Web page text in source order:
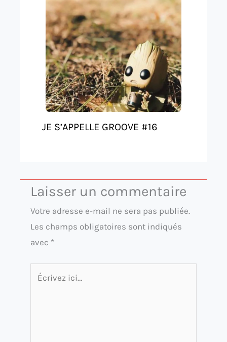
JE S’APPELLE GROOVE #16
Laisser un commentaire
Votre adresse e-mail ne sera pas publiée.
Les champs obligatoires sont indiqués
avec *
Écrivez